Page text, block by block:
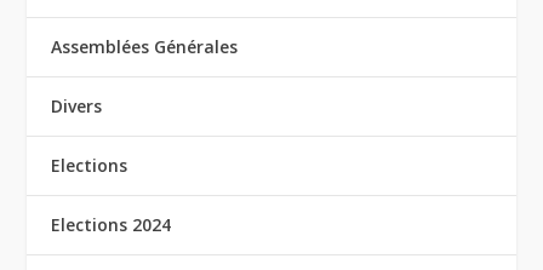
Assemblées Générales
Divers
Elections
Elections 2024